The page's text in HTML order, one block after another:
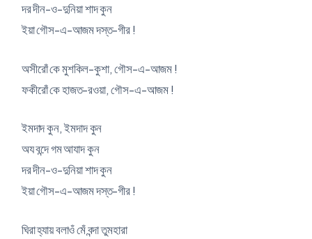
দর দীন-ও-দুনিয়া শাদ কুন
ইয়া গৌস-এ-আজম দস্ত-গীর !
অসীরোঁ কে মুশকিল-কুশা, গৌস-এ-আজম !
ফকীরোঁ কে হাজত-রওয়া, গৌস-এ-আজম !
ইমদাদ কুন, ইমদাদ কুন
অয বন্দে গম আযাদ কুন
দর দীন-ও-দুনিয়া শাদ কুন
ইয়া গৌস-এ-আজম দস্ত-গীর !
ঘিরা হ্যায় বলাওঁ মেঁ বন্দা তুমহারা